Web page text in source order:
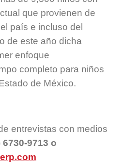
que provienen de
país e incluso del
de este año dicha
enfoque
completo para niños
de México.
entrevistas con medios
6730-9713 o